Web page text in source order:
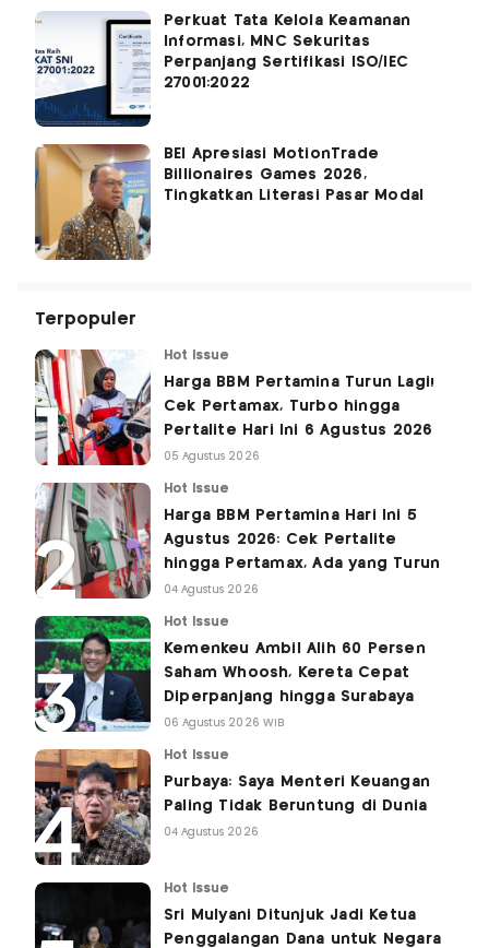
Perkuat Tata Kelola Keamanan
Informasi, MNC Sekuritas
Perpanjang Sertifikasi ISO/IEC
27001:2022
BEI Apresiasi MotionTrade
Billionaires Games 2026,
Tingkatkan Literasi Pasar Modal
Terpopuler
Hot Issue
Harga BBM Pertamina Turun Lagi!
Cek Pertamax, Turbo hingga
Pertalite Hari Ini 6 Agustus 2026
05 Agustus 2026
Hot Issue
Harga BBM Pertamina Hari Ini 5
Agustus 2026: Cek Pertalite
hingga Pertamax, Ada yang Turun
04 Agustus 2026
Hot Issue
Kemenkeu Ambil Alih 60 Persen
Saham Whoosh, Kereta Cepat
Diperpanjang hingga Surabaya
06 Agustus 2026 WIB
Hot Issue
Purbaya: Saya Menteri Keuangan
Paling Tidak Beruntung di Dunia
04 Agustus 2026
Hot Issue
Sri Mulyani Ditunjuk Jadi Ketua
Penggalangan Dana untuk Negara